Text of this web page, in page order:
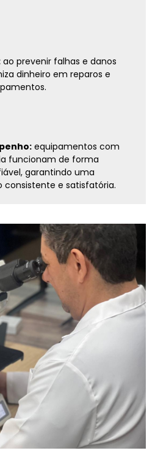
ao prevenir falhas e danos
dinheiro em reparos e
equipamentos com
funcionam de forma
garantindo uma
consistente e satisfatória.